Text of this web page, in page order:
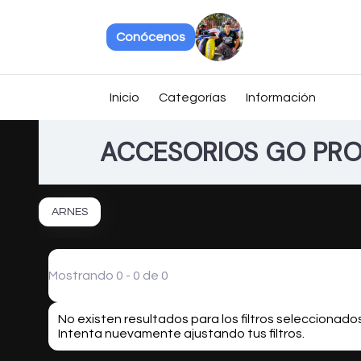
Conócenos
Inicio Categorías Información
ACCESORIOS GO
ARNES
Mostrando 0 - 0 de 0
No existen resultados para los filtros
Intenta nuevamente ajustando tus filtros.